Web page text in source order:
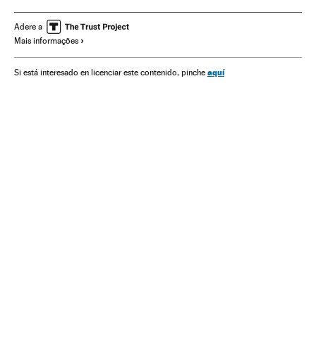
Microbiologia Biologia
Adere a
Mais informações
Si está interesado en licenciar este contenido, pinche aquí